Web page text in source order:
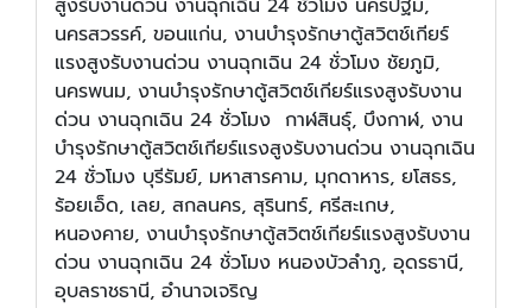
สูงรับงานด่วน งานฉุกเฉิน 24 ชั่วโมง นครปฐม,
นครสวรรค์, ขอนแก่น, งานบำรุงรักษาตู้สวิตช์เกียร์
แรงสูงรับงานด่วน งานฉุกเฉิน 24 ชั่วโมง ชัยภูมิ,
นครพนม, งานบำรุงรักษาตู้สวิตช์เกียร์แรงสูงรับงาน
ด่วน งานฉุกเฉิน 24 ชั่วโมง กาฬสินธุ์, บึงกาฬ, งาน
บำรุงรักษาตู้สวิตช์เกียร์แรงสูงรับงานด่วน งานฉุกเฉิน
24 ชั่วโมง บุรีรัมย์, มหาสารคาม, มุกดาหาร, ยโสธร,
ร้อยเอ็ด, เลย, สกลนคร, สุรินทร์, ศรีสะเกษ,
หนองคาย, งานบำรุงรักษาตู้สวิตช์เกียร์แรงสูงรับงาน
ด่วน งานฉุกเฉิน 24 ชั่วโมง หนองบัวลำภู, อุดรธานี,
อุบลราชธานี, อำนาจเจริญ